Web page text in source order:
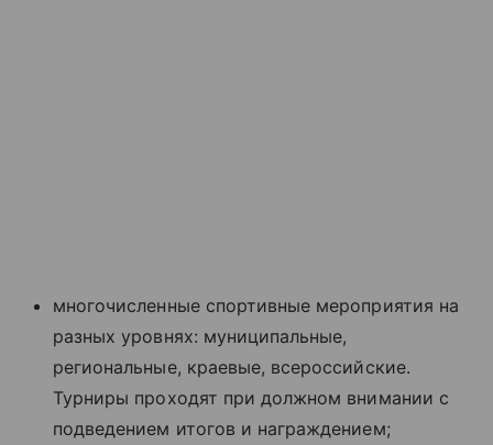
многочисленные спортивные мероприятия на
разных уровнях: муниципальные,
региональные, краевые, всероссийские.
Турниры проходят при должном внимании с
подведением итогов и награждением;